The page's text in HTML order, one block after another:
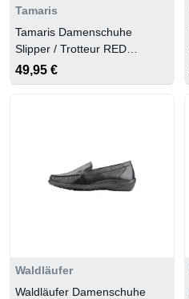
Tamaris
Tamaris Damenschuhe
Slipper / Trotteur RED
PATENT
49,95 €
Waldläufer
Waldläufer Damenschuhe